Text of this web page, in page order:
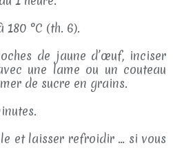
°C (th. 6).
de jaune d’œuf, inciser
une lame ou un couteau
de sucre en grains.
et laisser refroidir … si vous